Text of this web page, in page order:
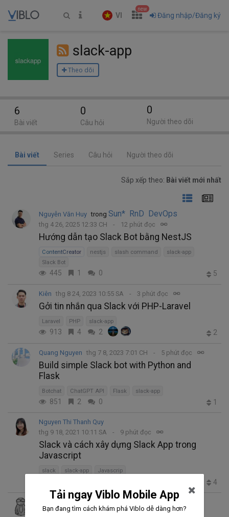
VI
new
Đăng nhập/Đăng ký
slack-app
Theo dõi
Bài viết Series Câu hỏi Người theo dõi
Sắp xếp theo: Bài viết mới nhất
Nguyễn Văn Huy trong Sun* RnD DevOps
thg 4 26, 2025 12:33 CH 12 phút đọc
Hướng dẫn tạo Slack Bot bằng NestJS
ContentCreator nestjs slash command
slack-app
Slack Bot
445 1 0 5
Kiên thg 8 24, 2023 10:55 SA 3 phút đọc
Gởi tin nhắn qua Slack với PHP-Laravel
Laravel PHP slack-app
913 4 2 2
Quang Nguyen thg 7 8, 2023 7:01 CH 5 phút đọc
Build simple Slack bot with Python and
Flask
Botchat ChatGPT API Flask slack-app
851 2 0 1
Nguyen Thi Thanh Quy
thg 9 18, 2021 10:11 SA
9 phút đọc
Slack và cách xây dựng Slack App trong
Javascript
slack slack-app Javascrip
4
Do Minh Phong
thg 5 10, 2020 10:43 SA
4 phút đọc
6
Bài viết
0
Câu hỏi
0
Người theo dõi
Tải ngay Viblo Mobile App
Bạn đang tìm cách khám phá Viblo dễ dàng hơn?